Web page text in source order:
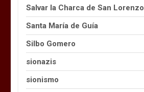
Salvar la Charca de San Lorenzo
Santa María de Guía
Silbo Gomero
sionazis
sionismo